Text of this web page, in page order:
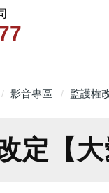
影音專區 監護權
定【大